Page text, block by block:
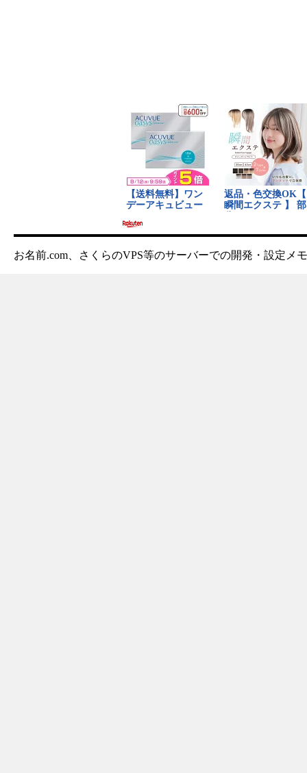
お名前.com、さくらのVPS等のサーバーでの開発・設定メモ